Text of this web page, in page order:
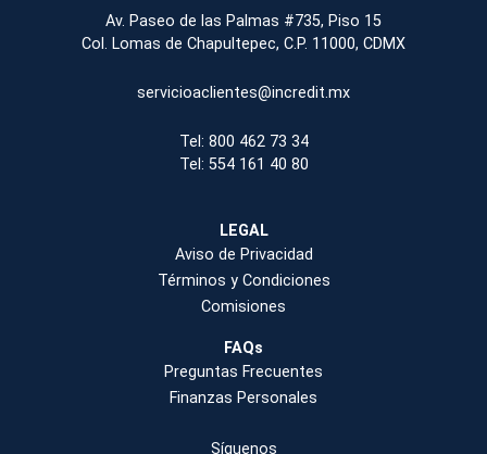
Dirección:
Av. Paseo de las Palmas #735, Piso 15
Col. Lomas de Chapultepec, C.P. 11000, CDMX
Correo electrónico:
servicioaclientes@incredit.mx
Teléfono:
Tel: 800 462 73 34
Tel: 554 161 40 80
LEGAL
Aviso de Privacidad
Términos y Condiciones
Comisiones
FAQs
Preguntas Frecuentes
Finanzas Personales
Síguenos